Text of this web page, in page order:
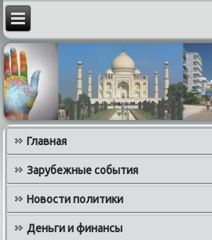
Главная
Зарубежные события
Новости политики
Деньги и финансы